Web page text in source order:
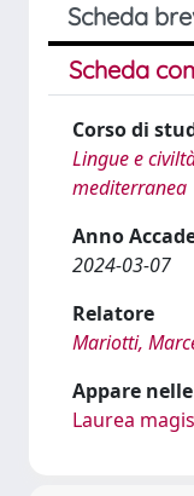
Scheda
Scheda
Corso di
Lingue e
mediterranea
Anno
2024-03-07
Relatore
Mariotti,
Appare
Laurea